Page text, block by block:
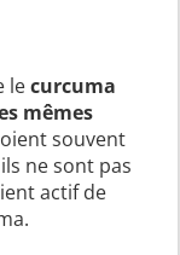
lecurcuma
mêmes
souvent
ne sont pas
actif de